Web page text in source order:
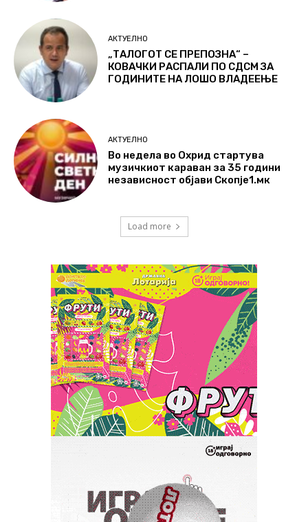
АКТУЕЛНО
„ТАЛОГОТ СЕ ПРЕПОЗНА“ –
КОВАЧКИ РАСПАЛИ ПО СДСМ ЗА
ГОДИНИТЕ НА ЛОШО ВЛАДЕЕЊЕ
АКТУЕЛНО
Во недела во Охрид стартува
музичкиот караван за 35 години
независност објави Скопје1.мк
Load more